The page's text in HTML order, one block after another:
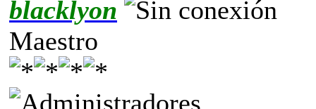
blacklyon
Maestro